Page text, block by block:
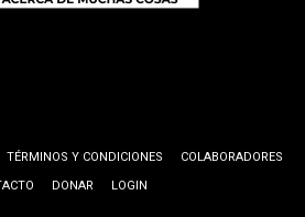
TÉRMINOS Y CONDICIONES
COLABORADORES
DONAR LOGIN